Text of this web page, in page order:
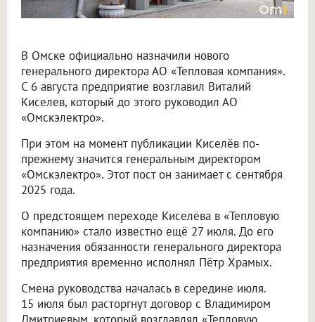
В Омске официально назначили нового
генерального директора АО «Тепловая компания».
С 6 августа предприятие возглавил Виталий
Киселев, который до этого руководил АО
«Омскэлектро».
При этом на момент публикации Киселёв по-
прежнему значится генеральным директором
«Омскэлектро». Этот пост он занимает с сентября
2025 года.
О предстоящем переходе Киселёва в «Тепловую
компанию» стало известно ещё 27 июля. До его
назначения обязанности генерального директора
предприятия временно исполнял Пётр Храмых.
Смена руководства началась в середине июля.
15 июля был расторгнут договор с Владимиром